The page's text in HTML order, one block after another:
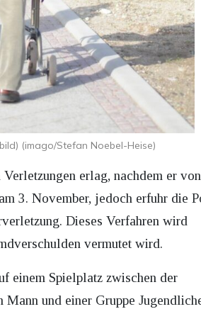
(imago/Stefan Noebel-Heise)
erlag, nachdem er von
3. November, jedoch erfuhr die
Dieses Verfahren wird
vermutet wird.
einem Spielplatz zwischen der
und einer Gruppe